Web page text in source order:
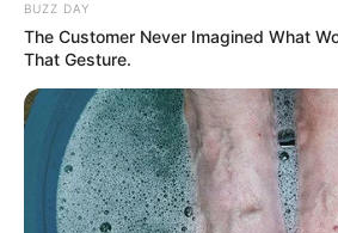
BUZZ DAY
The Customer Never Imagined What
That Gesture.